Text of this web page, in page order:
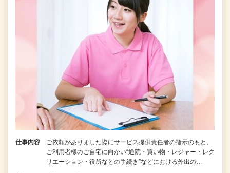
仕事内容
ご依頼がありました際にサービス提供責任者の指示のもと、
ご利用者様のご自宅に向かい“通院・買い物・レジャー・レク
リエーション・役所などの手続き”などにおける外出の…